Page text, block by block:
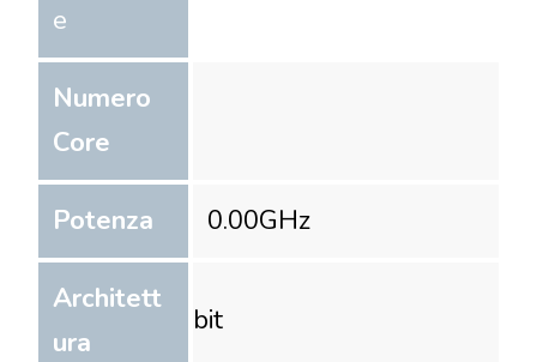
e
Numero
Core
Potenza 0.00GHz
Architett
ura
bit